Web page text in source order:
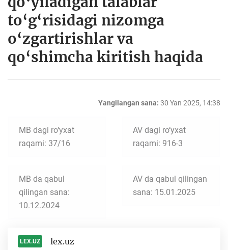
to‘g‘risidagi nizomga
o‘zgartirishlar va
qo‘shimcha kiritish haqida
Yangilangan sana: 30 Yan 2025, 14:38
MB dagi ro‘yxat
raqami: 37/16
AV dagi ro‘yxat
raqami: 916-3
MB da qabul
qilingan sana:
10.12.2024
AV da qabul qilingan
sana: 15.01.2025
LEX.UZ lex.uz